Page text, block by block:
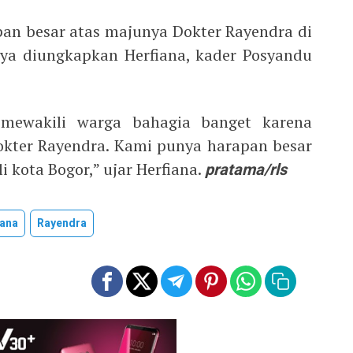
besar atas majunya Dokter Rayendra di
diungkapkan Herfiana, kader Posyandu
warga bahagia banget karena
Rayendra. Kami punya harapan besar
kota Bogor,” ujar Herfiana.pratama/rls
Rayendra